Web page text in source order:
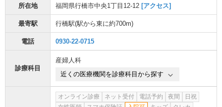
所在地 福岡県行橋市中央1丁目12-12 [アクセス]
最寄駅 行橋駅(駅から東に約700m)
電話 0930-22-0715
診療科目
産婦人科
近くの医療機関を診療科目から探す
オンライン診療 ネット受付 電話予約 夜間
日祝